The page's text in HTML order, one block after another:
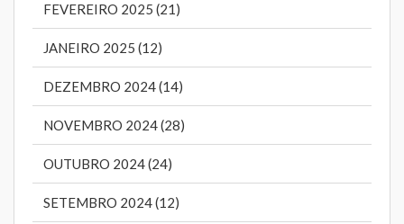
FEVEREIRO 2025 (21)
JANEIRO 2025 (12)
DEZEMBRO 2024 (14)
NOVEMBRO 2024 (28)
OUTUBRO 2024 (24)
SETEMBRO 2024 (12)